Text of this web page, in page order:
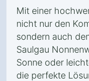
Mit einer
nicht nur den
sondern auch
Saulgau
Sonne oder
die perfekte